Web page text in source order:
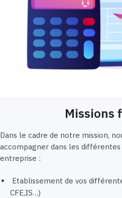
Missions
Dans le cadre de notre mission,
accompagner dans les
entreprise :
Etablissement de vos
CFE,IS…)